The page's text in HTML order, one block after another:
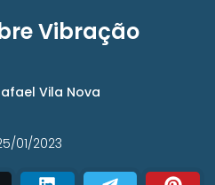
Vibração
Vila Nova
01/2023